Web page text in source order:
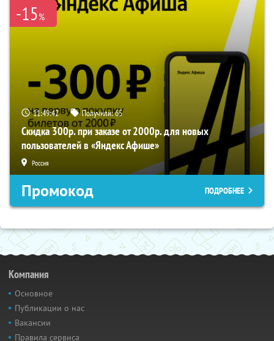
-15%
11:49:41 Получили:65
Скидка 300р. при заказе от 2000р. для новых
пользователей в «Яндекс Афише»
Россия
Промокод ПОДРОБНЕЕ
Компания
Основное
Публикации о нас
Вакансии
Правила сервиса